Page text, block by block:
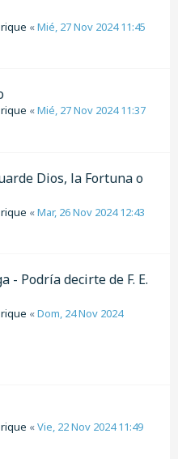
«Mié, 27 Nov 2024 11:45
«Mié, 27 Nov 2024 11:37
Dios, la Fortuna o
«Mar, 26 Nov 2024 12:43
- Podría decirte de F. E.
«Dom, 24 Nov 2024
«Vie, 22 Nov 2024 11:49